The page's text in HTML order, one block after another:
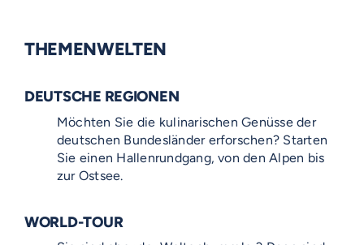
THEMENWELTEN
DEUTSCHE REGIONEN
Möchten Sie die kulinarischen Genüsse der
deutschen Bundesländer erforschen? Starten
Sie einen Hallenrundgang, von den Alpen bis
zur Ostsee.
WORLD-TOUR